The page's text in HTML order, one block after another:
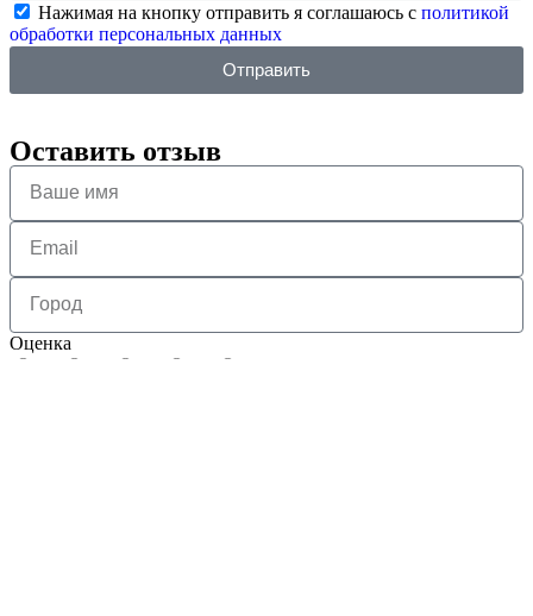
Нажимая на кнопку отправить я соглашаюсь с политикой
обработки персональных данных
Отправить
Оставить отзыв
Оценка